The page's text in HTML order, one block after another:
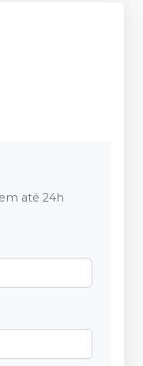
até 24h